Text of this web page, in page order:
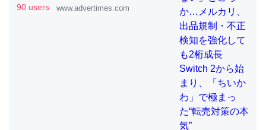
これを元に考えるとカルシウムを大量に使う脊椎動物と貝
類は苦労してるんだな…。腹足類だと殻を無くしてナメク
─ニュース :: 【研究発表】昆虫学の大問題＝「昆虫はなぜ海にいな
2から始まり、「ちいかわ」で極ま
90 users www.advertimes.com